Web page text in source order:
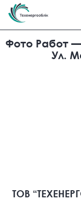
Фото Работ
Ул.
ТОВ